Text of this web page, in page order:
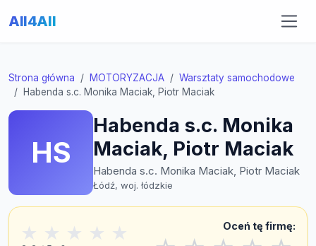
All4All
Strona główna MOTORYZACJA
Warsztaty samochodowe
Habenda s.c. Monika Maciak, Piotr Maciak
HS
Habenda s.c. Monika
Maciak, Piotr Maciak
Habenda s.c. Monika Maciak, Piotr Maciak
Łódź, woj. łódzkie
★ ★ ★ ★ ★ Oceń tę firmę: